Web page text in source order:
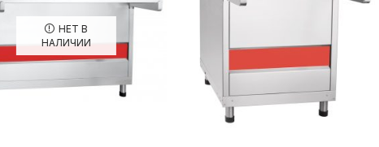
НЕТ В
НАЛИЧИИ